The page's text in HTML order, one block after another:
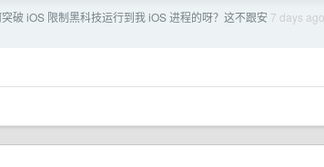
7 days ago
破 iOS 限制黑科技运行到我 iOS 进程的呀？这不跟安